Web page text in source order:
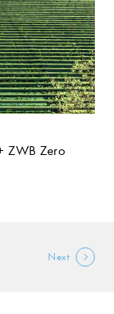
ZWB Zero
Next